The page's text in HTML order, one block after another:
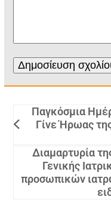
Παγκόσμια
Γίνε Ήρωας
Διαμαρτυρία
Γενικής
προσωπικών